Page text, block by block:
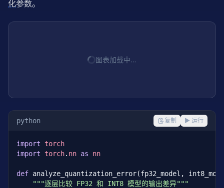
化参数。
图表加载中…
python 复制 ▶ 运行
import torch
import torch. nn as nn
def analyze_quantization_error(fp32_model,
"""逐层比较 FP32 和 INT8 模型的输出差异"""